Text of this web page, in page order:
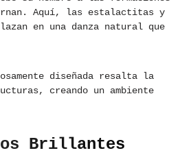
Aquí, las estalactitas y
en una danza natural que
diseñada resalta la
creando un ambiente
Brillantes